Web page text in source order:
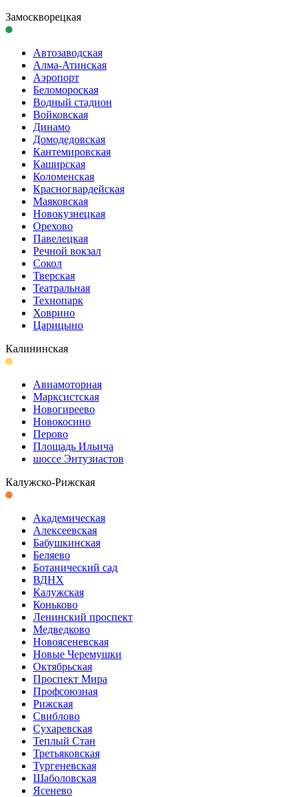
Замоскворецкая
Автозаводская
Алма-Атинская
Аэропорт
Беломороская
Водный стадион
Войковская
Динамо
Домоде­довская
Кантеми­ровская
Каширская
Коломенская
Красногвар­дейская
Маяковская
Новокузнецкая
Орехово
Павелецкая
Речной вокзал
Сокол
Тверская
Театральная
Технопарк
Ховрино
Царицыно
Калининская
Авиамоторная
Марксистская
Новогиреево
Новокосино
Перово
Площадь Ильича
шоссе Энтузиастов
Калужско-Рижская
Академическая
Алексеевская
Бабушкинская
Беляево
Ботанический сад
ВДНХ
Калужская
Коньково
Ленинский проспект
Медведково
Новоясеневская
Новые Черемушки
Октябрьская
Проспект Мира
Профсоюзная
Рижская
Свиблово
Сухаревская
Теплый Стан
Третьяковская
Тургеневская
Шаболовская
Ясенево